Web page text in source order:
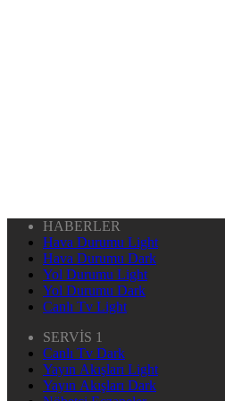
HABERLER
Hava Durumu Light
Hava Durumu Dark
Yol Durumu Light
Yol Durumu Dark
Canlı Tv Light
SERVİS 1
Canlı Tv Dark
Yayın Akışları Light
Yayın Akışları Dark